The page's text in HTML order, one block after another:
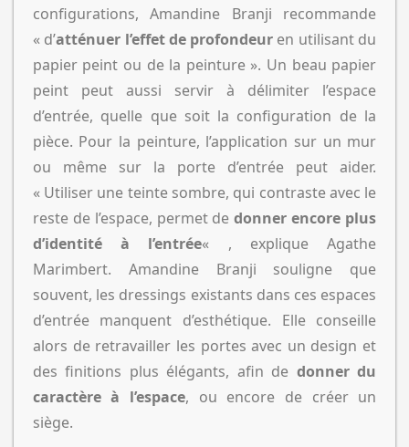
configurations, Amandine Branji recommande
« d’atténuer l’effet de profondeur en utilisant du
papier peint ou de la peinture ». Un beau papier
peint peut aussi servir à délimiter l’espace
d’entrée, quelle que soit la configuration de la
pièce. Pour la peinture, l’application sur un mur
ou même sur la porte d’entrée peut aider.
« Utiliser une teinte sombre, qui contraste avec le
reste de l’espace, permet dedonner encore plus
d’identité à l’entrée« , explique Agathe
Marimbert. Amandine Branji souligne que
souvent, les dressings existants dans ces espaces
d’entrée manquent d’esthétique. Elle conseille
alors de retravailler les portes avec un design et
des finitions plus élégants, afin de donner du
caractère à l’espace, ou encore de créer un
siège.